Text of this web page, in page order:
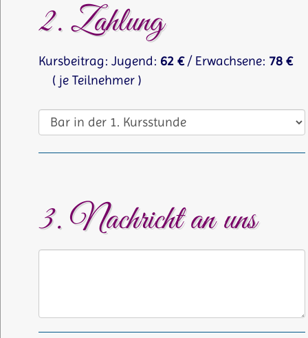
2. Zahlung
Kursbeitrag: Jugend: 62 €/ Erwachsene: 78 €
( je Teilnehmer )
3. Nachricht an uns